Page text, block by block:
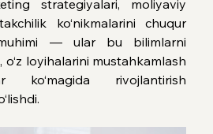
strategiyalari, moliyaviy
ko‘nikmalarini chuqur
— ular bu bilimlarni
o‘z loyihalarini mustahkamlash
ko‘magida rivojlantirish